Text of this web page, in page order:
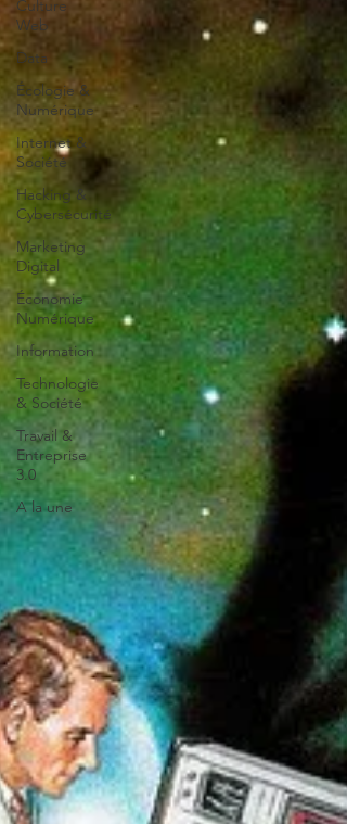
Culture
Web
Data
Écologie &
Numérique
Internet &
Société
Hacking &
Cybersécurité
Marketing
Digital
Économie
Numérique
Information
Technologie
& Société
Travail &
Entreprise
3.0
A la une